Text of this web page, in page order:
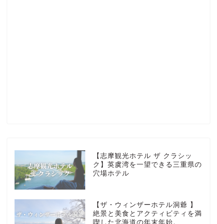
【志摩観光ホテル ザ クラシッ
ク】英虞湾を一望できる三重県の
穴場ホテル
【ザ・ウィンザーホテル洞爺 】
絶景と美食とアクティビティを満
喫した北海道の年末年始。
HOTEL
MarriottBonvoy
TRAVEL